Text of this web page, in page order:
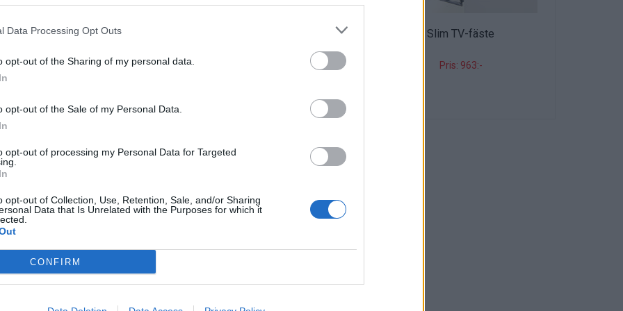
Data Processing Opt Outs
opt-out of the Sharing of my personal data.
opt-out of the Sale of my Personal Data.
opt-out of processing my Personal Data for Targeted
opt-out of Collection, Use, Retention, Sale, and/or Sharing
Data that Is Unrelated with the Purposes for which it
CONFIRM
D-Zine Vägg 1
Pris: 824:-
Slim TV-fäste
Pris: 963:-
monitorarm 3-8kg,
Väggmonterad bildskärmshållare